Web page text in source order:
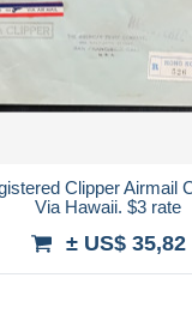
Clipper Airmail
Via Hawaii. $3 rate
± US$ 35,82